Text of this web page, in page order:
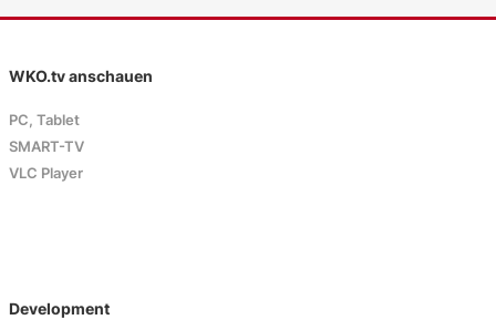
WKO.tv anschauen
PC, Tablet
SMART-TV
VLC Player
Development